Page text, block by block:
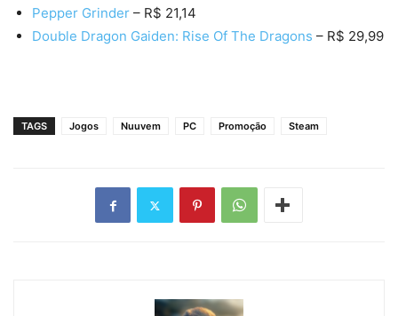
Pepper Grinder – R$ 21,14
Double Dragon Gaiden: Rise Of The Dragons – R$ 29,99
TAGS Jogos Nuuvem PC Promoção Steam